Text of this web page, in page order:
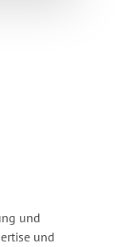
und
und